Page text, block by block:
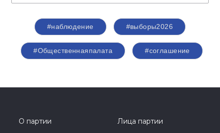
#наблюдение #выборы2026
#Общественнаяпалата #соглашение
О партии
Лица партии